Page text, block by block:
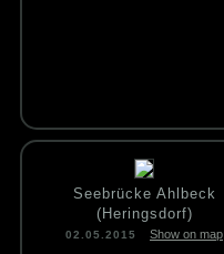
Seebrücke Ahlbeck
(Heringsdorf)
02.05.2015 Show on map